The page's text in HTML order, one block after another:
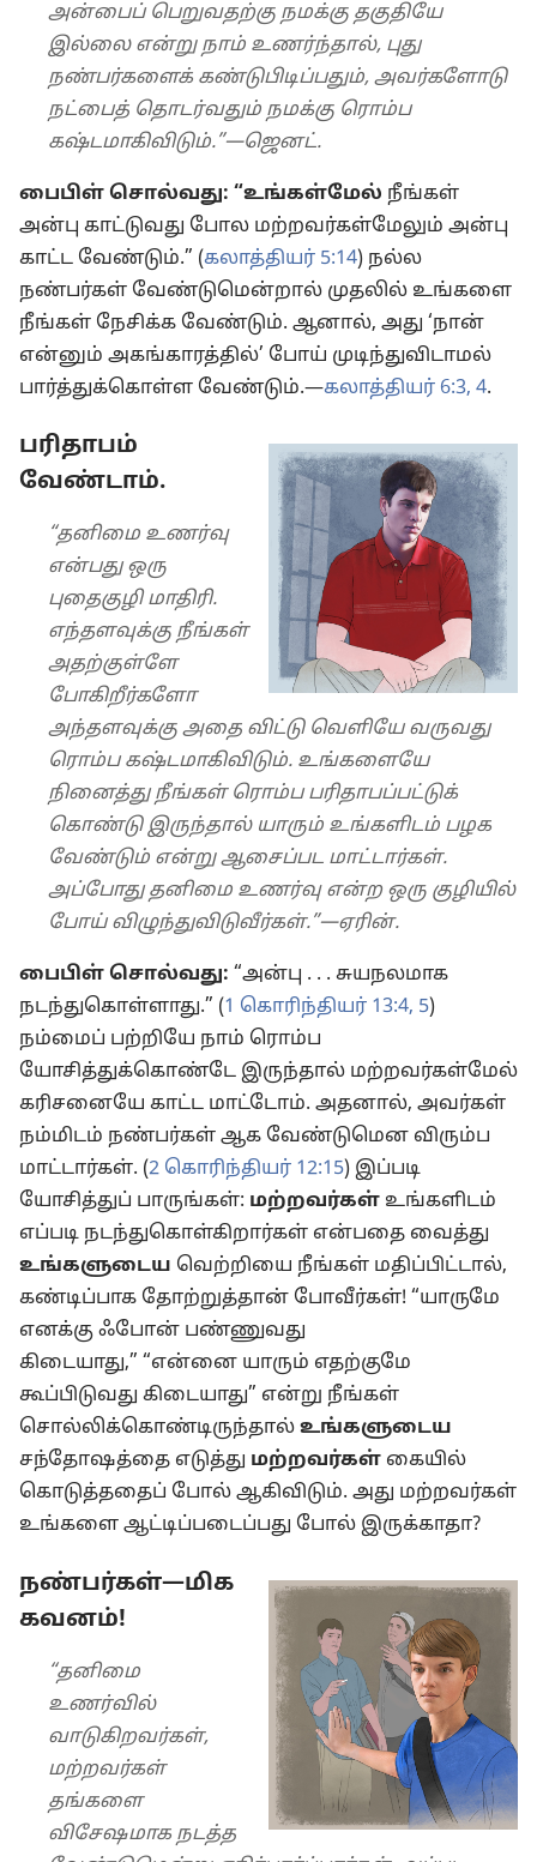
அன்பைப் பெறுவதற்கு நமக்கு தகுதியே
இல்லை என்று நாம் உணர்ந்தால், புது
நண்பர்களைக் கண்டுபிடிப்பதும், அவர்களோடு
நட்பைத் தொடர்வதும் நமக்கு ரொம்ப
கஷ்டமாகிவிடும்.”—ஜெனட்.
பைபிள் சொல்வது: “உங்கள்மேல் நீங்கள்
அன்பு காட்டுவது போல மற்றவர்கள்மேலும் அன்பு
காட்ட வேண்டும்.” (கலாத்தியர் 5:14) நல்ல
நண்பர்கள் வேண்டுமென்றால் முதலில் உங்களை
நீங்கள் நேசிக்க வேண்டும். ஆனால், அது ‘நான்
என்னும் அகங்காரத்தில்’ போய் முடிந்துவிடாமல்
பார்த்துக்கொள்ள வேண்டும்.—கலாத்தியர் 6:3, 4.
பரிதாபம்
வேண்டாம்.
“தனிமை உணர்வு
என்பது ஒரு
புதைகுழி மாதிரி.
எந்தளவுக்கு நீங்கள்
அதற்குள்ளே
போகிறீர்களோ
அந்தளவுக்கு அதை விட்டு வெளியே வருவது
ரொம்ப கஷ்டமாகிவிடும். உங்களையே
நினைத்து நீங்கள் ரொம்ப பரிதாபப்பட்டுக்
கொண்டு இருந்தால் யாரும் உங்களிடம் பழக
வேண்டும் என்று ஆசைப்பட மாட்டார்கள்.
அப்போது தனிமை உணர்வு என்ற ஒரு குழியில்
போய் விழுந்துவிடுவீர்கள்.”—ஏரின்.
பைபிள் சொல்வது: “அன்பு . . . சுயநலமாக
நடந்துகொள்ளாது.” (1 கொரிந்தியர் 13:4, 5)
நம்மைப் பற்றியே நாம் ரொம்ப
யோசித்துக்கொண்டே இருந்தால் மற்றவர்கள்மேல்
கரிசனையே காட்ட மாட்டோம். அதனால், அவர்கள்
நம்மிடம் நண்பர்கள் ஆக வேண்டுமென விரும்ப
மாட்டார்கள். (2 கொரிந்தியர் 12:15) இப்படி
யோசித்துப் பாருங்கள்: மற்றவர்கள் உங்களிடம்
எப்படி நடந்துகொள்கிறார்கள் என்பதை வைத்து
உங்களுடைய வெற்றியை நீங்கள் மதிப்பிட்டால்,
கண்டிப்பாக தோற்றுத்தான் போவீர்கள்! “யாருமே
எனக்கு ஃபோன் பண்ணுவது
கிடையாது,” “என்னை யாரும் எதற்குமே
கூப்பிடுவது கிடையாது” என்று நீங்கள்
சொல்லிக்கொண்டிருந்தால் உங்களுடைய
சந்தோஷத்தை எடுத்து மற்றவர்கள் கையில்
கொடுத்ததைப் போல் ஆகிவிடும். அது மற்றவர்கள்
உங்களை ஆட்டிப்படைப்பது போல் இருக்காதா?
நண்பர்கள்—மிக
கவனம்!
“தனிமை
உணர்வில்
வாடுகிறவர்கள்,
மற்றவர்கள்
தங்களை
விசேஷமாக நடத்த